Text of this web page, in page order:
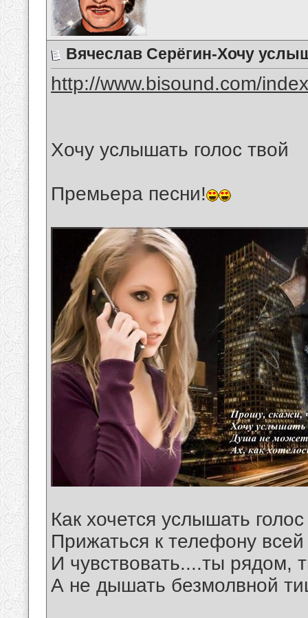
Вячеслав Серёгин-Хочу
http://www.bisound.com/
Хочу услышать голос твой
Премьера песни!
Как хочется услышать
Прижаться к телефону
И чувствовать....ты рядом,
А не дышать безмолвной